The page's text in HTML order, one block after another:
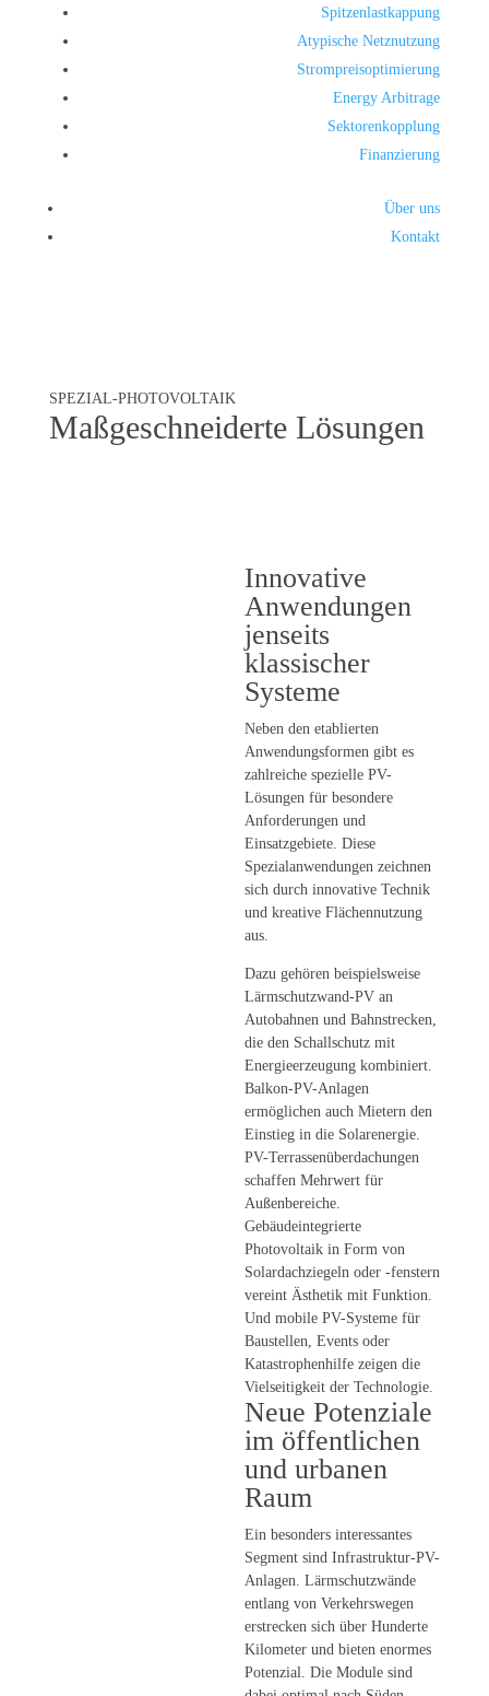
Spitzenlastkappung
Atypische Netznutzung
Strompreisoptimierung
Energy Arbitrage
Sektorenkopplung
Finanzierung
Über uns
Kontakt
SPEZIAL-PHOTOVOLTAIK
Maßgeschneiderte Lösungen
Innovative
Anwendungen
jenseits
klassischer
Systeme
Neben den etablierten
Anwendungsformen gibt es
zahlreiche spezielle PV-
Lösungen für besondere
Anforderungen und
Einsatzgebiete. Diese
Spezialanwendungen zeichnen
sich durch innovative Technik
und kreative Flächennutzung
aus.
Dazu gehören beispielsweise
Lärmschutzwand-PV an
Autobahnen und Bahnstrecken,
die den Schallschutz mit
Energieerzeugung kombiniert.
Balkon-PV-Anlagen
ermöglichen auch Mietern den
Einstieg in die Solarenergie.
PV-Terrassenüberdachungen
schaffen Mehrwert für
Außenbereiche.
Gebäudeintegrierte
Photovoltaik in Form von
Solardachziegeln oder -fenstern
vereint Ästhetik mit Funktion.
Und mobile PV-Systeme für
Baustellen, Events oder
Katastrophenhilfe zeigen die
Vielseitigkeit der Technologie.
Neue Potenziale
im öffentlichen
und urbanen
Raum
Ein besonders interessantes
Segment sind Infrastruktur-PV-
Anlagen. Lärmschutzwände
entlang von Verkehrswegen
erstrecken sich über Hunderte
Kilometer und bieten enormes
Potenzial. Die Module sind